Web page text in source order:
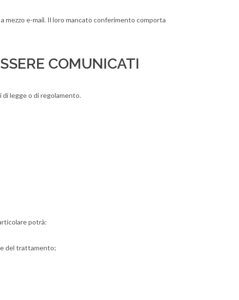
mezzo e-mail. Il loro mancato conferimento comporta
COMUNICATI
legge o di regolamento.
potrà:
del trattamento;